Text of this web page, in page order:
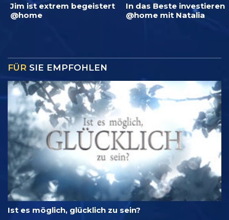
Jim ist extrem begeistert
@home
In das Beste investieren
@home mit Natalia
FÜR SIE EMPFOHLEN
Ist es möglich, glücklich zu sein?